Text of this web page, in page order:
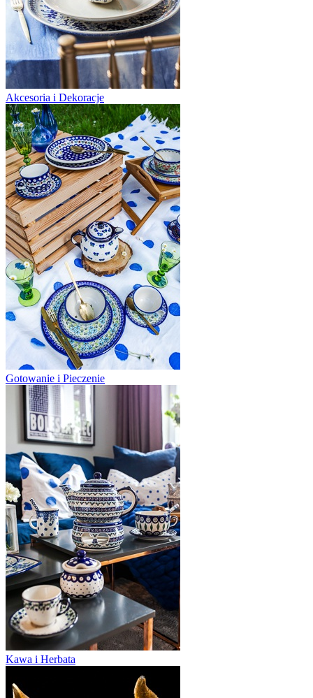
Akcesoria i Dekoracje
Gotowanie i Pieczenie
Kawa i Herbata